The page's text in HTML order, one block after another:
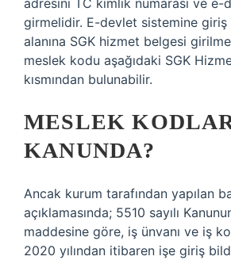
adresini TC kimlik numarası ve
girmelidir. E-devlet sistemine giriş
alanına SGK hizmet belgesi
meslek kodu aşağıdaki SGK
kısmından bulunabilir.
MESLEK
KANUNDA?
Ancak kurum tarafından yapılan
açıklamasında; 5510 sayılı
maddesine göre, iş ünvanı ve iş
2020 yılından itibaren işe giriş